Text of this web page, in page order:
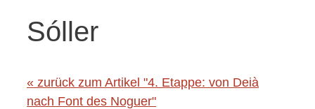
Sóller
« zurück zum Artikel "4. Etappe: von Deià
nach Font des Noguer"